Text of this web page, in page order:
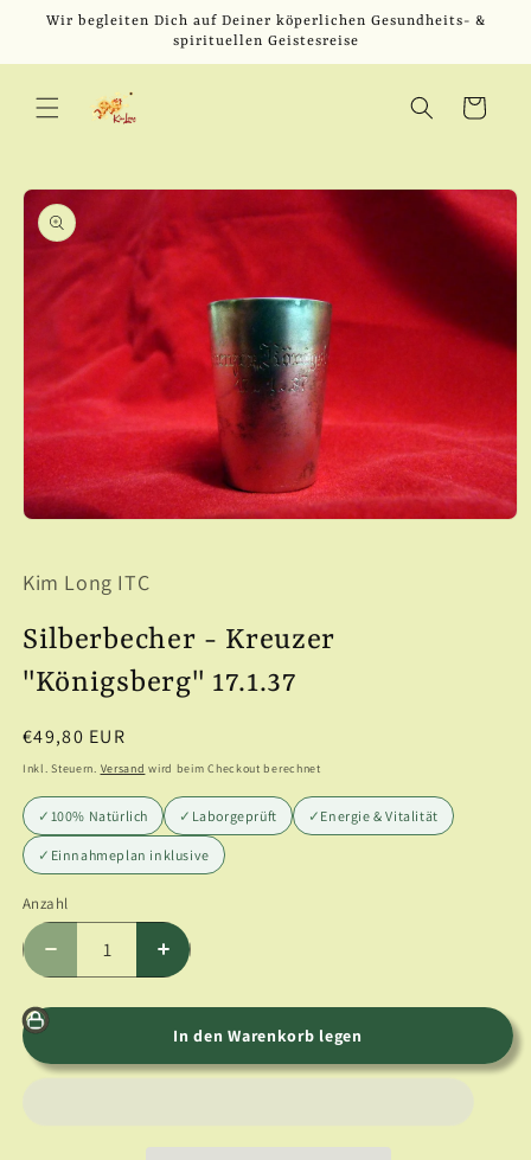
zum
Wir begleiten Dich auf Deiner köperlichen Gesundheits- &
spirituellen Geistesreise
Warenkorb
Modal
Kim Long ITC
Silberbecher - Kreuzer
"Königsberg" 17.1.37
Normaler
Preis
€49,80 EUR
Inkl. Steuern. Versand wird beim Checkout berechnet
✓ 100% Natürlich ✓ Laborgeprüft ✓ Energie & Vitalität
✓ Einnahmeplan inklusive
Anzahl
Anzahl
Verringere
die
Menge
Silberbecher
Erhöhe
die
Menge
für
Silberbecher
In den Warenkorb legen